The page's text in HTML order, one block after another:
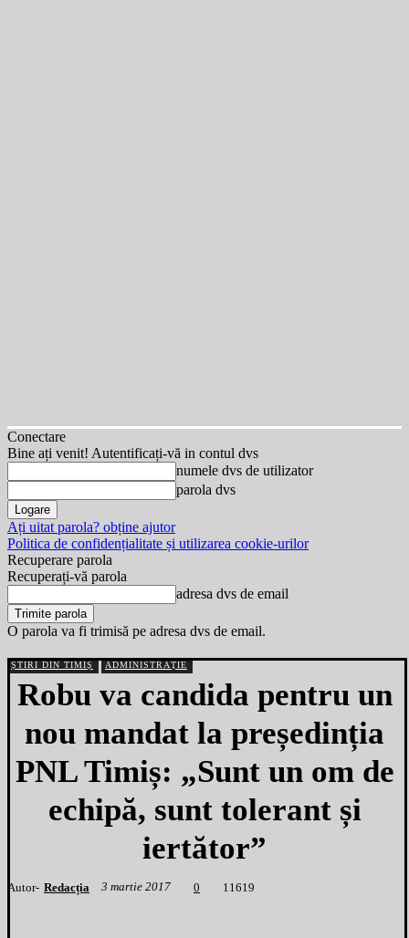
Conectare
Bine ați venit! Autentificați-vă in contul dvs
numele dvs de utilizator
parola dvs
Ați uitat parola? obține ajutor
Politica de confidențialitate și utilizarea cookie-urilor
Recuperare parola
Recuperați-vă parola
adresa dvs de email
O parola va fi trimisă pe adresa dvs de email.
ȘTIRI DIN TIMIȘ ADMINISTRAȚIE
Robu va candida pentru un
nou mandat la președinția
PNL Timiș: „Sunt un om de
echipă, sunt tolerant și
iertător”
Autor- Redacția 3 martie 2017 0 1 1619